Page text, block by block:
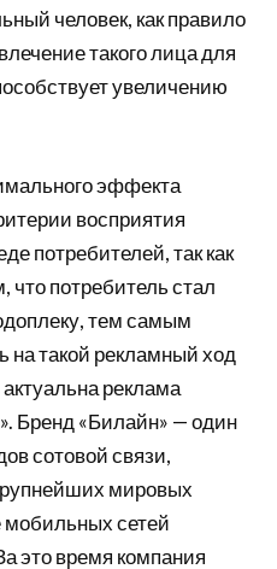
человек, как правило
такого лица для
увеличению
эффекта
восприятия
потребителей, так как
что потребитель стал
тем самым
на такой рекламный ход
реклама
Бренд «Билайн» — один
сотовой связи,
мировых
мобильных сетей
это время компания